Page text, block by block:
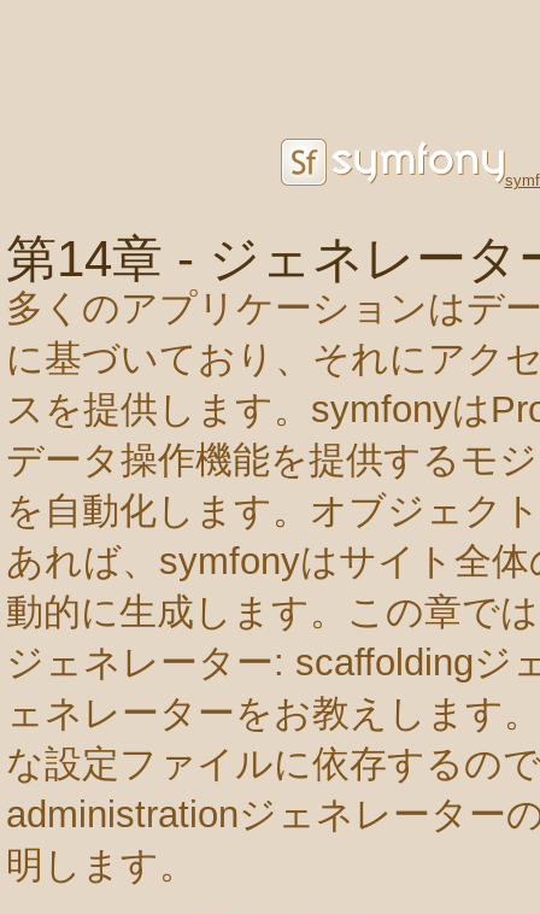
第14章 - ジェネレータ
多くのアプリケーションはデ
に基づいており、それにアク
スを提供します。symfonyは
データ操作機能を提供するモ
を自動化します。オブジェク
あれば、symfonyはサイト全
動的に生成します。この章で
ジェネレーター: scaffoldingジ
ェネレーターをお教えします
な設定ファイルに依存するの
administrationジェネレーター
明します。